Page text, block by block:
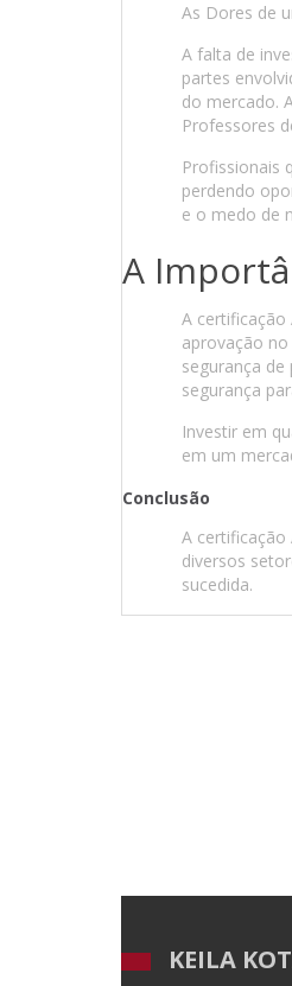
As Dores de
A falta de
partes
do mercado.
Professores
Profissionais
perdendo
e o medo de
A
A
aprovação
segurança
segurança
Investir em
em um
Conclusão
A certificação
diversos
sucedida.
KEILA